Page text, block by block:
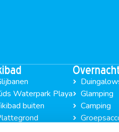
Waterpark Playa
buiten
Glamping
Camping